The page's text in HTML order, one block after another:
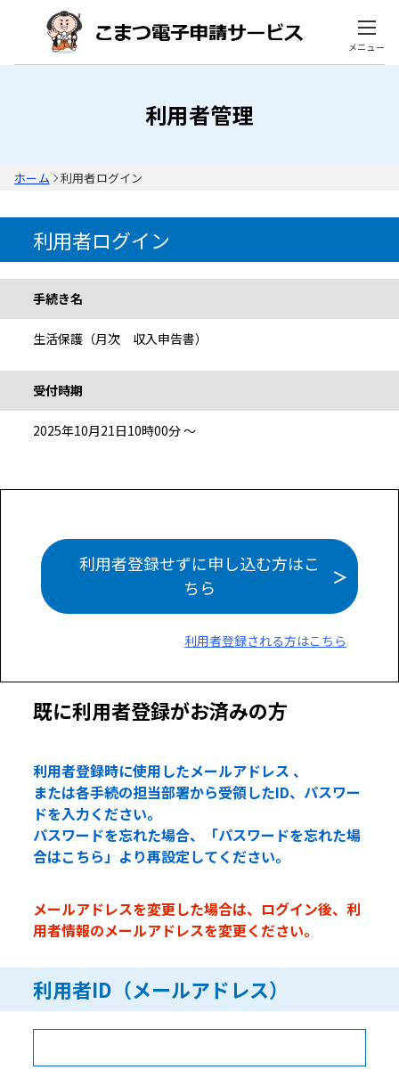
メニュー
利用者管理
ホーム 利用者ログイン
利用者ログイン
手続き名
生活保護（月次 収入申告書）
受付時期
2025年10月21日10時00分 ～
利用者登録せずに申し込む方はこ
ちら
利用者登録される方はこちら
既に利用者登録がお済みの方
利用者登録時に使用したメールアドレス 、
または各手続の担当部署から受領したID、パスワー
ドを入力ください。
パスワードを忘れた場合、「パスワードを忘れた場
合はこちら」より再設定してください。
メールアドレスを変更した場合は、ログイン後、利
用者情報のメールアドレスを変更ください。
利用者ID（メールアドレス）